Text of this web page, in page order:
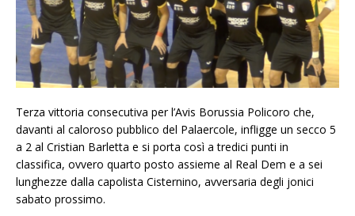
Terza vittoria consecutiva per l’Avis Borussia Policoro che,
davanti al caloroso pubblico del Palaercole, infligge un secco 5
a 2 al Cristian Barletta e si porta così a tredici punti in
classifica, ovvero quarto posto assieme al Real Dem e a sei
lunghezze dalla capolista Cisternino, avversaria degli jonici
sabato prossimo.